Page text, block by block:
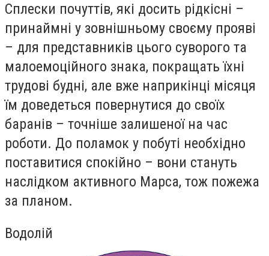
Сплески почуттів, які досить рідкісні –
принаймні у зовнішньому своєму прояві
– для представників цього суворого та
малоемоційного знака, покращать їхні
трудові будні, але вже наприкінці місяця
їм доведеться повернутися до своїх
баранів – точніше залишеної на час
роботи. До поламок у побуті необхідно
поставитися спокійно – вони стануть
наслідком активного Марса, тож пожежа
за планом.
Водолій